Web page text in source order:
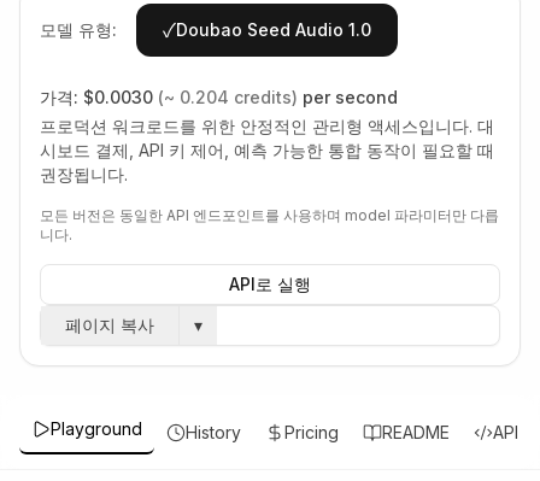
모델 유형: ✓Doubao Seed Audio 1.0
가격: $0.0030 (~ 0.204 credits) per second
프로덕션 워크로드를 위한 안정적인 관리형 액세스입니다. 대
시보드 결제, API 키 제어, 예측 가능한 통합 동작이 필요할 때
권장됩니다.
모든 버전은 동일한 API 엔드포인트를 사용하며 model 파라미터만 다릅
니다.
API로 실행
페이지 복사
▾
Playground History Pricing README API